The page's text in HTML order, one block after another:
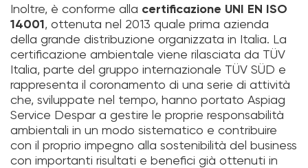
Inoltre, è conforme alla certificazione UNI EN ISO
14001 , ottenuta nel 2013 quale prima azienda
della grande distribuzione organizzata in Italia. La
certificazione ambientale viene rilasciata da TÜV
Italia, parte del gruppo internazionale TÜV SÜD e
rappresenta il coronamento di una serie di attività
che, sviluppate nel tempo, hanno portato Aspiag
Service Despar a gestire le proprie responsabilità
ambientali in un modo sistematico e contribuire
con il proprio impegno alla sostenibilità del business
con importanti risultati e benefici già ottenuti in